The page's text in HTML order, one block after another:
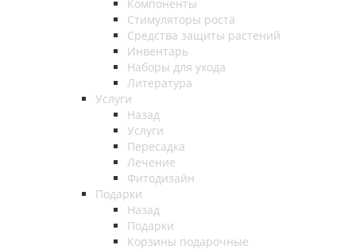
Компоненты
Стимуляторы роста
Средства защиты растений
Инвентарь
Наборы для ухода
Литература
Услуги
Назад
Услуги
Пересадка
Лечение
Фитодизайн
Подарки
Назад
Подарки
Корзины подарочные